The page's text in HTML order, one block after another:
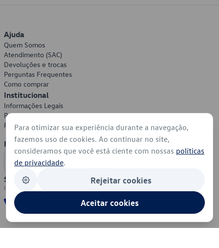
Ajuda
Quem Somos
Atendimento (SAC)
Devoluções e trocas
Perguntas Frequentes
Como comprar
Institucional
Informações Legais
Política de Privacidade
Política de Cookies
Formas de Pagamento
Segurança
Para otimizar sua experiência durante a navegação,
fazemos uso de cookies. Ao continuar no site,
consideramos que você está ciente com nossas políticas
de privacidade.
Rejeitar cookies
Aceitar cookies